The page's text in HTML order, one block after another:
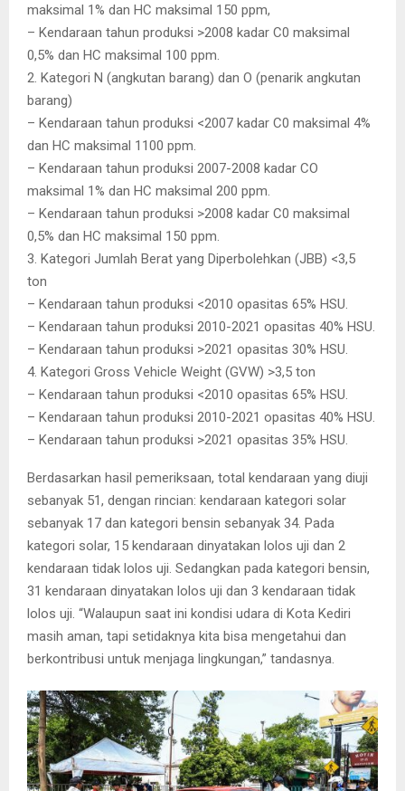
maksimal 1% dan HC maksimal 150 ppm,
– Kendaraan tahun produksi >2008 kadar C0 maksimal
0,5% dan HC maksimal 100 ppm.
2. Kategori N (angkutan barang) dan O (penarik angkutan
barang)
– Kendaraan tahun produksi <2007 kadar C0 maksimal 4%
dan HC maksimal 1100 ppm.
– Kendaraan tahun produksi 2007-2008 kadar CO
maksimal 1% dan HC maksimal 200 ppm.
– Kendaraan tahun produksi >2008 kadar C0 maksimal
0,5% dan HC maksimal 150 ppm.
3. Kategori Jumlah Berat yang Diperbolehkan (JBB) <3,5
ton
– Kendaraan tahun produksi <2010 opasitas 65% HSU.
– Kendaraan tahun produksi 2010-2021 opasitas 40% HSU.
– Kendaraan tahun produksi >2021 opasitas 30% HSU.
4. Kategori Gross Vehicle Weight (GVW) >3,5 ton
– Kendaraan tahun produksi <2010 opasitas 65% HSU.
– Kendaraan tahun produksi 2010-2021 opasitas 40% HSU.
– Kendaraan tahun produksi >2021 opasitas 35% HSU.
Berdasarkan hasil pemeriksaan, total kendaraan yang diuji
sebanyak 51, dengan rincian: kendaraan kategori solar
sebanyak 17 dan kategori bensin sebanyak 34. Pada
kategori solar, 15 kendaraan dinyatakan lolos uji dan 2
kendaraan tidak lolos uji. Sedangkan pada kategori bensin,
31 kendaraan dinyatakan lolos uji dan 3 kendaraan tidak
lolos uji. “Walaupun saat ini kondisi udara di Kota Kediri
masih aman, tapi setidaknya kita bisa mengetahui dan
berkontribusi untuk menjaga lingkungan,” tandasnya.